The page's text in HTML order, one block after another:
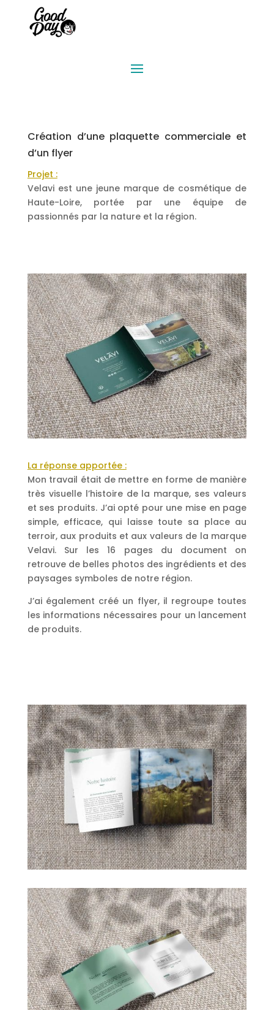
Création d’une plaquette commerciale et
d’un flyer
Projet :
Velavi est une jeune marque de cosmétique de
Haute-Loire, portée par une équipe de
passionnés par la nature et la région.
La réponse apportée :
Mon travail était de mettre en forme de manière
très visuelle l’histoire de la marque, ses valeurs
et ses produits. J’ai opté pour une mise en page
simple, efficace, qui laisse toute sa place au
terroir, aux produits et aux valeurs de la marque
Velavi. Sur les 16 pages du document on
retrouve de belles photos des ingrédients et des
paysages symboles de notre région.
J’ai également créé un flyer, il regroupe toutes
les informations nécessaires pour un lancement
de produits.